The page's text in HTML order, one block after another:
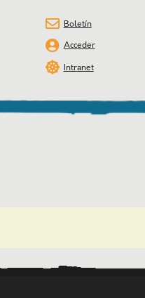
Boletín
Acceder
Intranet